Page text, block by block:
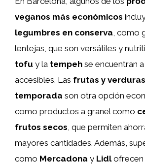
veganos más económicos
legumbres en conserva, como
lentejas, que son versátiles y
tofu y la tempeh se encuentran
accesibles. Las frutas y
temporada son otra opción
como productos a granel como
frutos secos, que permiten
mayores cantidades. Además,
como Mercadona y Lidlofrecen